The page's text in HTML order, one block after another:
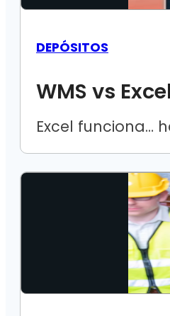
DEPÓSITOS
WMS vs
Excel funciona…